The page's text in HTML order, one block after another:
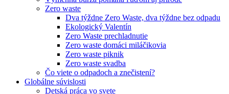
Zero waste
Dva týždne Zero Waste, dva týždne bez odpadu
Ekologický Valentín
Zero Waste prechladnutie
Zero waste domáci miláčikovia
Zero waste piknik
Zero waste svadba
Čo viete o odpadoch a znečistení?
Globálne súvislosti
Detská práca vo svete